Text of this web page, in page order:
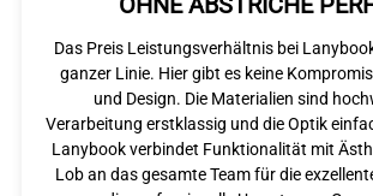
Das Preis Leistungsverhältnis bei
ganzer Linie. Hier gibt es keine
und Design. Die Materialien sind
Verarbeitung erstklassig und die Optik
Lanybook verbindet Funktionalität mit
Lob an das gesamte Team für die